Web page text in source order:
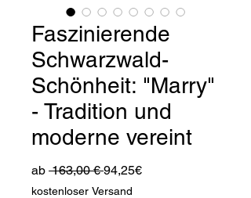
Faszinierende
Schwarzwald-
Schönheit: "Marry"
- Tradition und
moderne vereint
ab 163,00 € Standardpreis
94,25€Sale-
kostenloser Versand